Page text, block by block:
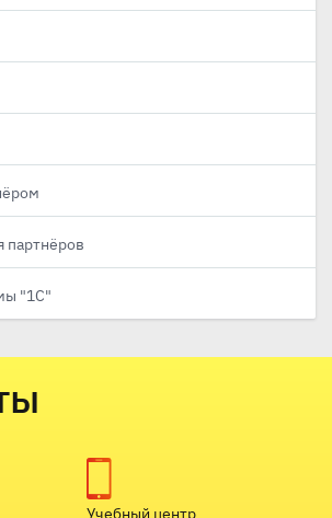
партнёров
"1С"
Учебный центр